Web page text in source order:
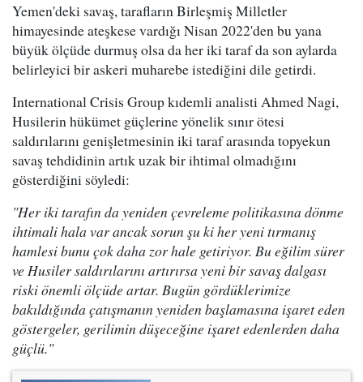
Yemen'deki savaş, tarafların Birleşmiş Milletler
himayesinde ateşkese vardığı Nisan 2022'den bu yana
büyük ölçüde durmuş olsa da her iki taraf da son aylarda
belirleyici bir askeri muharebe istediğini dile getirdi.
International Crisis Group kıdemli analisti Ahmed Nagi,
Husilerin hükümet güçlerine yönelik sınır ötesi
saldırılarını genişletmesinin iki taraf arasında topyekun
savaş tehdidinin artık uzak bir ihtimal olmadığını
gösterdiğini söyledi:
"Her iki tarafın da yeniden çevreleme politikasına dönme
ihtimali hala var ancak sorun şu ki her yeni tırmanış
hamlesi bunu çok daha zor hale getiriyor. Bu eğilim sürer
ve Husiler saldırılarını artırırsa yeni bir savaş dalgası
riski önemli ölçüde artar. Bugün gördüklerimize
bakıldığında çatışmanın yeniden başlamasına işaret eden
göstergeler, gerilimin düşeceğine işaret edenlerden daha
güçlü."